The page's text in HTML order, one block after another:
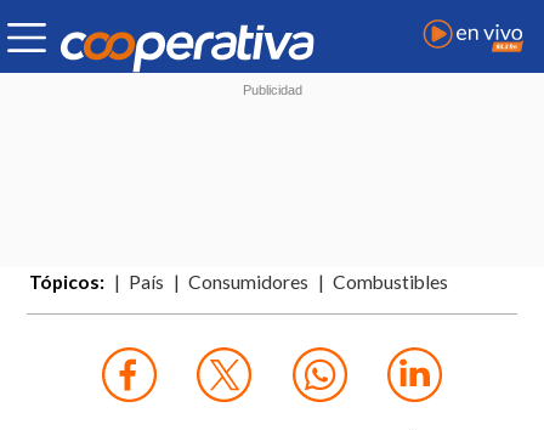
Tópicos: País Consumidores Combustibles